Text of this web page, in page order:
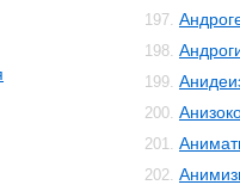
197.
198.
199.
200.
201.
202.